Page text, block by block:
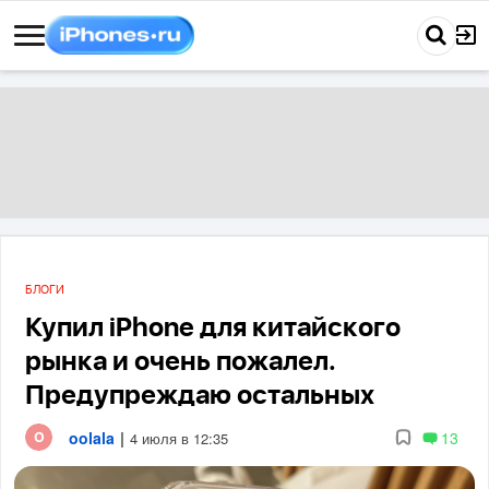
БЛОГИ
Купил iPhone для китайского
рынка и очень пожалел.
Предупреждаю остальных
oolala | 4 июля в 12:35 13